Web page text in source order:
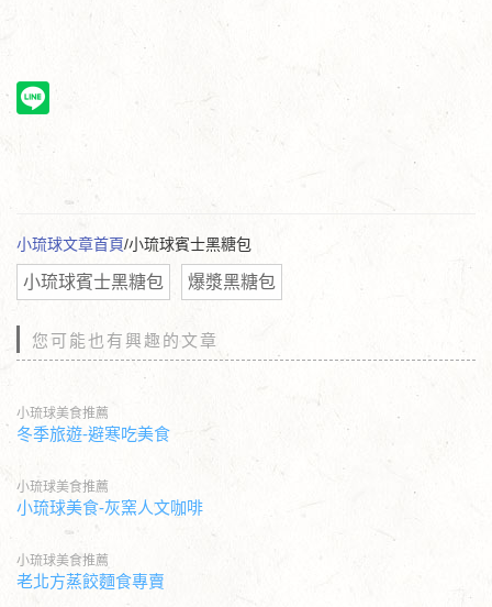
小琉球文章首頁/小琉球賓士黑糖包
小琉球賓士黑糖包 爆漿黑糖包
您可能也有興趣的文章
小琉球美食推薦
冬季旅遊-避寒吃美食
小琉球美食推薦
小琉球美食-灰窯人文咖啡
小琉球美食推薦
老北方蒸餃麵食專賣